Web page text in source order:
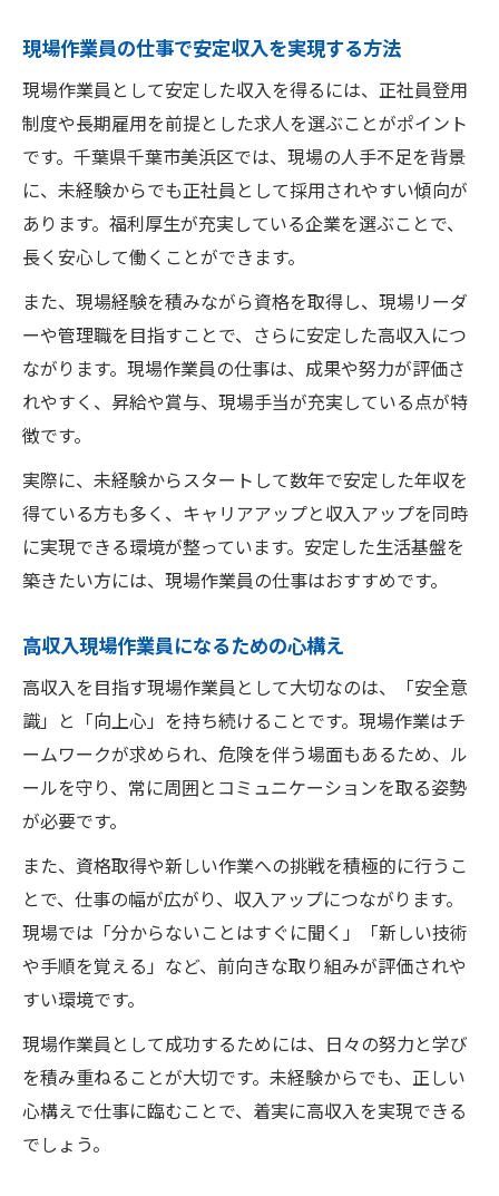
現場作業員の仕事で安定収入を実現する方法
現場作業員として安定した収入を得るには、正社員登用
制度や長期雇用を前提とした求人を選ぶことがポイント
です。千葉県千葉市美浜区では、現場の人手不足を背景
に、未経験からでも正社員として採用されやすい傾向が
あります。福利厚生が充実している企業を選ぶことで、
長く安心して働くことができます。
また、現場経験を積みながら資格を取得し、現場リーダ
ーや管理職を目指すことで、さらに安定した高収入につ
ながります。現場作業員の仕事は、成果や努力が評価さ
れやすく、昇給や賞与、現場手当が充実している点が特
徴です。
実際に、未経験からスタートして数年で安定した年収を
得ている方も多く、キャリアアップと収入アップを同時
に実現できる環境が整っています。安定した生活基盤を
築きたい方には、現場作業員の仕事はおすすめです。
高収入現場作業員になるための心構え
高収入を目指す現場作業員として大切なのは、「安全意
識」と「向上心」を持ち続けることです。現場作業はチ
ームワークが求められ、危険を伴う場面もあるため、ル
ールを守り、常に周囲とコミュニケーションを取る姿勢
が必要です。
また、資格取得や新しい作業への挑戦を積極的に行うこ
とで、仕事の幅が広がり、収入アップにつながります。
現場では「分からないことはすぐに聞く」「新しい技術
や手順を覚える」など、前向きな取り組みが評価されや
すい環境です。
現場作業員として成功するためには、日々の努力と学び
を積み重ねることが大切です。未経験からでも、正しい
心構えで仕事に臨むことで、着実に高収入を実現できる
でしょう。